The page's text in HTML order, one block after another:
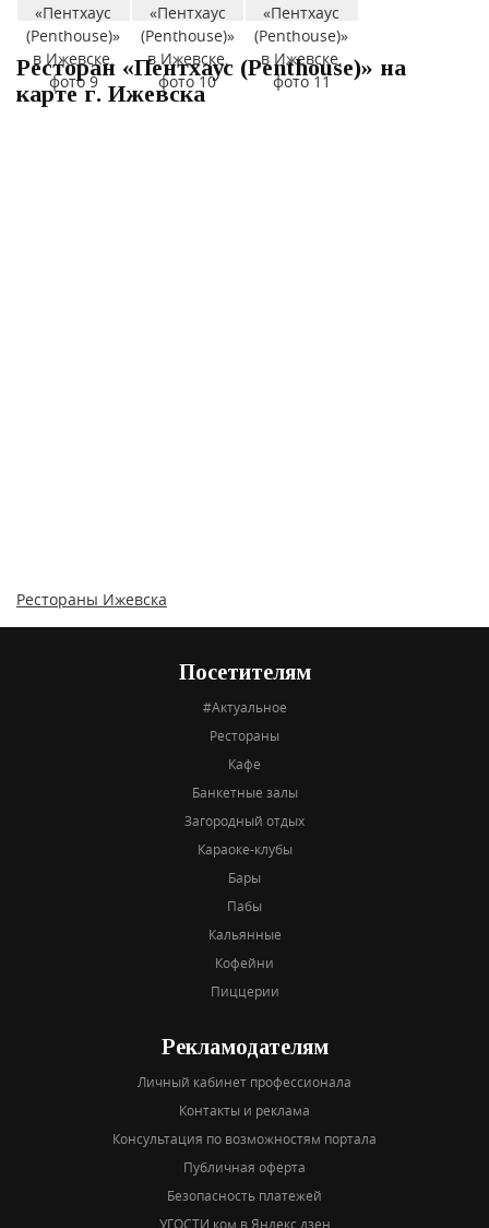
Ресторан «Пентхаус (Penthouse)» на
карте г. Ижевска
Рестораны Ижевска
Посетителям
#Актуальное
Рестораны
Кафе
Банкетные залы
Загородный отдых
Караоке-клубы
Бары
Пабы
Кальянные
Кофейни
Пиццерии
Рекламодателям
Личный кабинет профессионала
Контакты и реклама
Консультация по возможностям портала
Публичная оферта
Безопасность платежей
УГОСТИ.ком в Яндекс дзен